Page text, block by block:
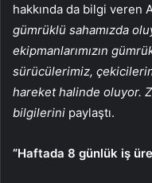
hakkında da bilgi veren
gümrüklü sahamızda
ekipmanlarımızın
sürücülerimiz,
hareket halinde oluyor.
bilgilerini paylaştı.
“Haftada 8 günlük iş